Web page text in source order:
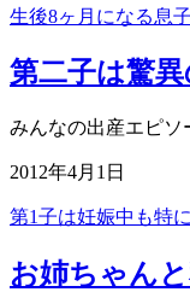
生後8ヶ月になる息
第二子は驚
みんなの出産エピソ
2012年4月1日
第1子は妊娠中も特
お姉ちゃん